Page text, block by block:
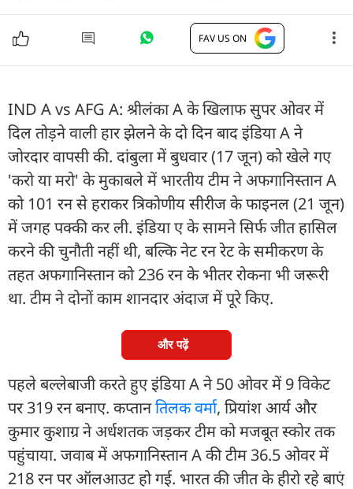
FAV US ON
IND A vs AFG A: श्रीलंका A के खिलाफ सुपर ओवर में
दिल तोड़ने वाली हार झेलने के दो दिन बाद इंडिया A ने
जोरदार वापसी की. दांबुला में बुधवार (17 जून) को खेले गए
'करो या मरो' के मुकाबले में भारतीय टीम ने अफगानिस्तान A
को 101 रन से हराकर त्रिकोणीय सीरीज के फाइनल (21 जून)
में जगह पक्की कर ली. इंड‍िया ए के सामने सिर्फ जीत हासिल
करने की चुनौती नहीं थी, बल्कि नेट रन रेट के समीकरण के
तहत अफगानिस्तान को 236 रन के भीतर रोकना भी जरूरी
था. टीम ने दोनों काम शानदार अंदाज में पूरे किए.
और पढ़ें
पहले बल्लेबाजी करते हुए इंडिया A ने 50 ओवर में 9 विकेट
पर 319 रन बनाए. कप्तानतिलक वर्मा, प्रियांश आर्य और
कुमार कुशाग्र ने अर्धशतक जड़कर टीम को मजबूत स्कोर तक
पहुंचाया. जवाब में अफगानिस्तान A की टीम 36.5 ओवर में
218 रन पर ऑलआउट हो गई. भारत की जीत के हीरो रहे बाएं